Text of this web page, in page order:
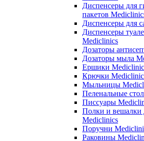
Диспенсеры для
пакетов
Диспенсеры для
Диспенсеры
Mediclinics
Дозаторы
Дозаторы мыла
Ершики
Крючки
Мыльницы
Пеленальные
Писсуары
Полки и вешалки
Mediclinics
Поручни
Раковины